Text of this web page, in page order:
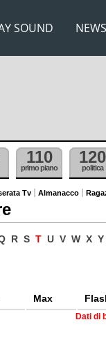
SOUND NEWS
110
primo piano
120
politica
Tv Almanacco
R S T U V W X Y
Max
Dati di